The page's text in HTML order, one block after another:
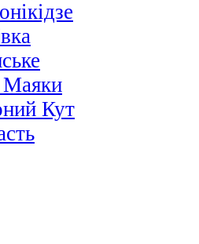
Маяки
Кут